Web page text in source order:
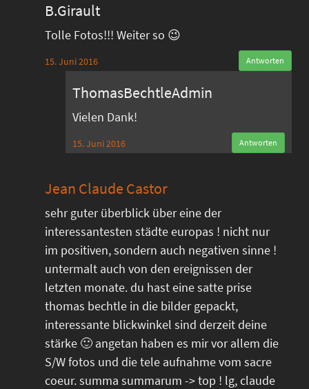
B.Girault
Tolle Fotos!!! Weiter so 😉
15. Juni 2016 Antworten
ThomasBechtleAdmin
Vielen Dank!
15. Juni 2016 Antworten
Jean Claude Castor
sehr guter überblick über eine der
interessantesten städte europas ! nicht nur
im positiven, sondern auch negativen sinne !
untermalt auch von den ereignissen der
letzten monate. du hast eine satte prise
thomas bechtle in die bilder gepackt,
interessante blickwinkel sind derzeit deine
stärke 🙂 angetan haben es mir vor allem die
S/W fotos und die tele aufnahme vom sacre
coeur. summa summarum -> top ! lg, claude